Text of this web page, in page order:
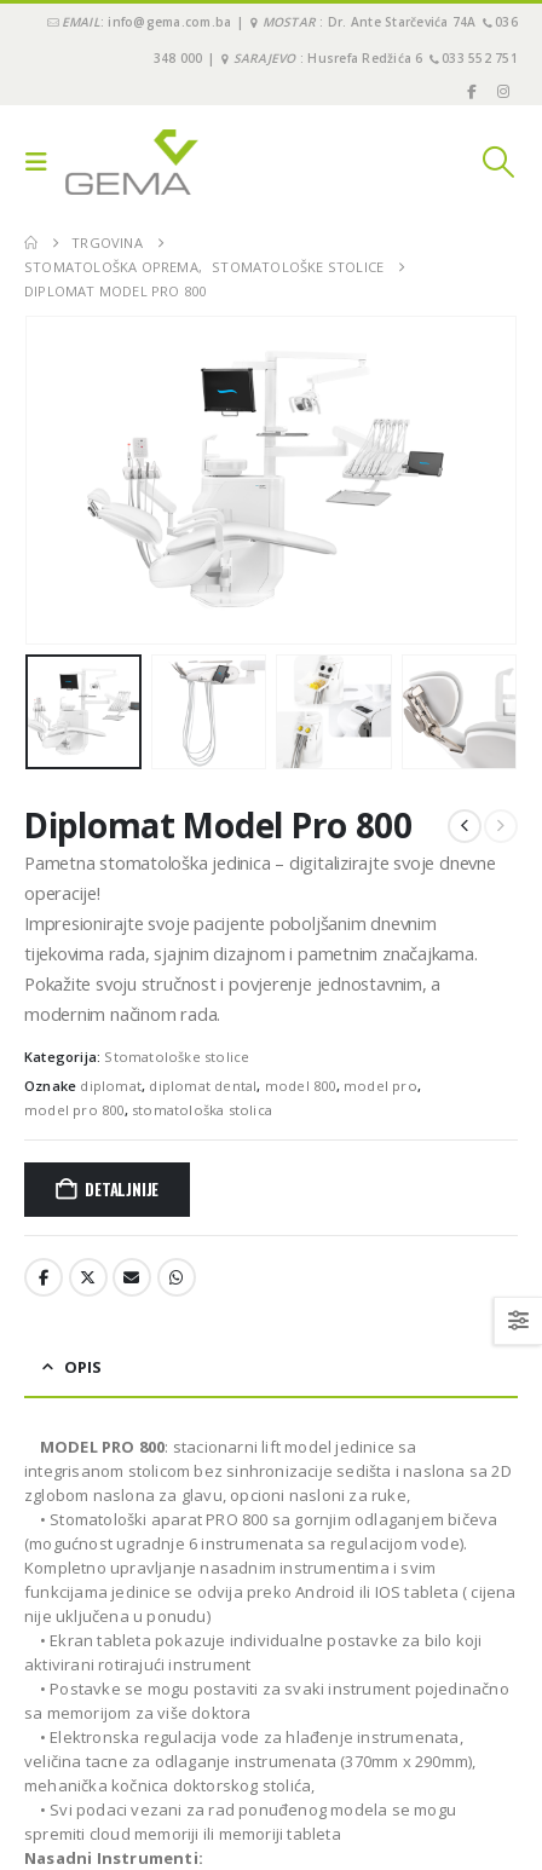
EMAIL: info@gema.com.ba | MOSTAR : Dr. Ante Starčevića 74A 036
348 000 | SARAJEVO: Husrefa Redžića 6 033 552 751
TRGOVINA
STOMATOLOŠKA OPREMA,
STOMATOLOŠKE STOLICE
DIPLOMAT MODEL PRO 800
Diplomat Model Pro 800
Pametna stomatološka jedinica – digitalizirajte svoje dnevne
operacije!
Impresionirajte svoje pacijente poboljšanim dnevnim
tijekovima rada, sjajnim dizajnom i pametnim značajkama.
Pokažite svoju stručnost i povjerenje jednostavnim, a
modernim načinom rada.
Kategorija: Stomatološke stolice
Oznake diplomat, diplomat dental, model 800, model pro,
model pro 800, stomatološka stolica
DETALJNIJE
OPIS
MODEL PRO 800: stacionarni lift model jedinice sa
integrisanom stolicom bez sinhronizacije sedišta i naslona sa 2D
zglobom naslona za glavu, opcioni nasloni za ruke,
• Stomatološki aparat PRO 800 sa gornjim odlaganjem bičeva
(mogućnost ugradnje 6 instrumenata sa regulacijom vode).
Kompletno upravljanje nasadnim instrumentima i svim
funkcijama jedinice se odvija preko Android ili IOS tableta ( cijena
nije uključena u ponudu)
• Ekran tableta pokazuje individualne postavke za bilo koji
aktivirani rotirajući instrument
• Postavke se mogu postaviti za svaki instrument pojedinačno
sa memorijom za više doktora
• Elektronska regulacija vode za hlađenje instrumenata,
veličina tacne za odlaganje instrumenata (370mm x 290mm),
mehanička kočnica doktorskog stolića,
• Svi podaci vezani za rad ponuđenog modela se mogu
spremiti cloud memoriji ili memoriji tableta
Nasadni Instrumenti: